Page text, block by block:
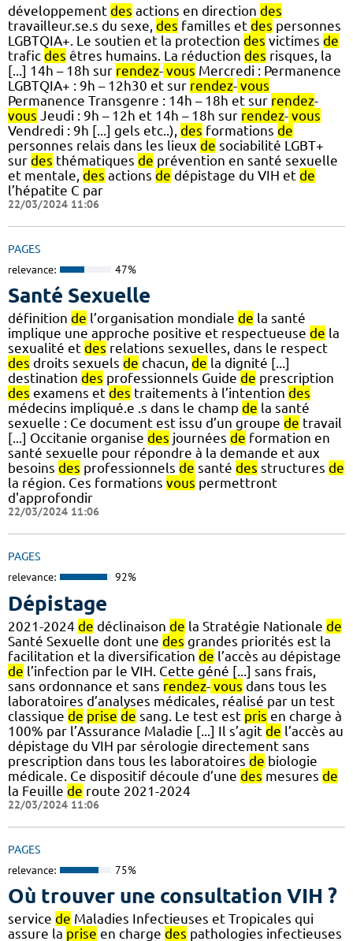
développement des actions en direction des
travailleur.se.s du sexe, des familles et des personnes
LGBTQIA+. Le soutien et la protection des victimes de
trafic des êtres humains. La réduction des risques, la
[...] 14h – 18h sur rendez- vous Mercredi : Permanence
LGBTQIA+ : 9h – 12h30 et sur rendez- vous
Permanence Transgenre : 14h – 18h et sur rendez-
vous Jeudi : 9h – 12h et 14h – 18h sur rendez- vous
Vendredi : 9h [...] gels etc..), des formations de
personnes relais dans les lieux de sociabilité LGBT+
sur des thématiques de prévention en santé sexuelle
et mentale, des actions de dépistage du VIH et de
l’hépatite C par
22/03/2024 11:06
PAGES
relevance: 47%
Santé Sexuelle
définition de l’organisation mondiale de la santé
implique une approche positive et respectueuse de la
sexualité et des relations sexuelles, dans le respect
des droits sexuels de chacun, de la dignité [...]
destination des professionnels Guide de prescription
des examens et des traitements à l’intention des
médecins impliqué.e .s dans le champ de la santé
sexuelle : Ce document est issu d’un groupe de travail
[...] Occitanie organise des journées de formation en
santé sexuelle pour répondre à la demande et aux
besoins des professionnels de santé des structures de
la région. Ces formations vous permettront
d'approfondir
22/03/2024 11:06
PAGES
relevance: 92%
Dépistage
2021-2024 de déclinaison de la Stratégie Nationale de
Santé Sexuelle dont une des grandes priorités est la
facilitation et la diversification de l’accès au dépistage
de l’infection par le VIH. Cette géné [...] sans frais,
sans ordonnance et sans rendez- vous dans tous les
laboratoires d’analyses médicales, réalisé par un test
classique de prise de sang. Le test est pris en charge à
100% par l’Assurance Maladie [...] Il s’agit de l’accès au
dépistage du VIH par sérologie directement sans
prescription dans tous les laboratoires de biologie
médicale. Ce dispositif découle d’une des mesures de
la Feuille de route 2021-2024
22/03/2024 11:06
PAGES
relevance: 75%
Où trouver une consultation VIH ?
service de Maladies Infectieuses et Tropicales qui
assure la prise en charge des pathologies infectieuses